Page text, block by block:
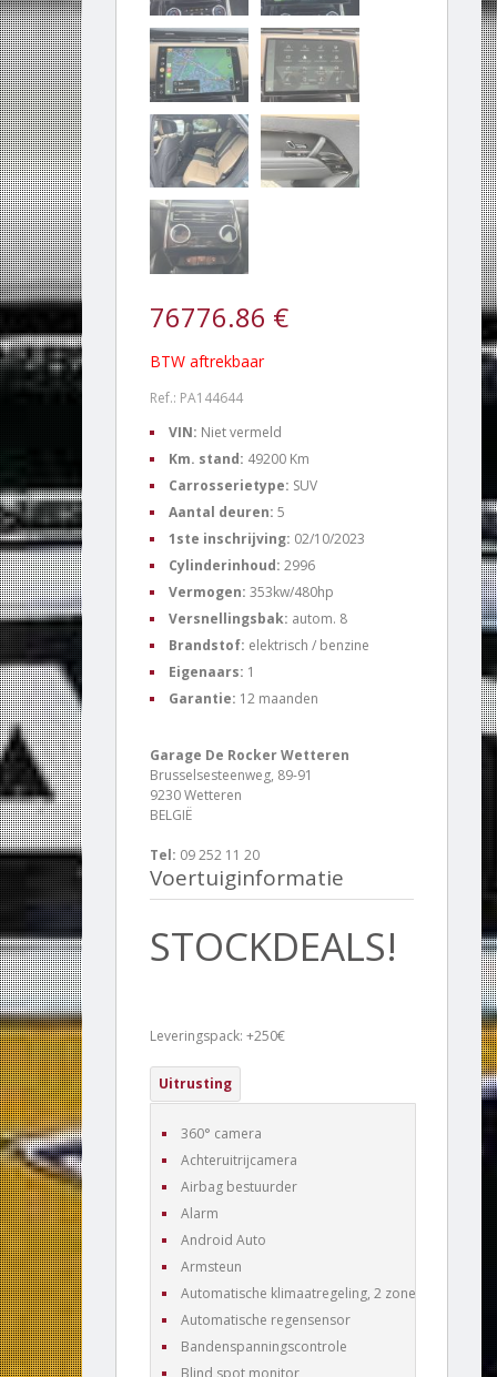
76776.86 €
BTW aftrekbaar
Ref.: PA144644
VIN: Niet vermeld
Km. stand: 49200 Km
Carrosserietype: SUV
Aantal deuren: 5
1ste inschrijving: 02/10/2023
Cylinderinhoud: 2996
Vermogen: 353kw/480hp
Versnellingsbak: autom. 8
Brandstof: elektrisch / benzine
Eigenaars: 1
Garantie: 12 maanden
Garage De Rocker Wetteren
Brusselsesteenweg, 89-91
9230 Wetteren
BELGIË
Tel: 09 252 11 20
Voertuiginformatie
STOCKDEALS!
Leveringspack: +250€
Uitrusting
360° camera
Achteruitrijcamera
Airbag bestuurder
Alarm
Android Auto
Armsteun
Automatische klimaatregeling, 2 zones
Automatische regensensor
Bandenspanningscontrole
Blind spot monitor